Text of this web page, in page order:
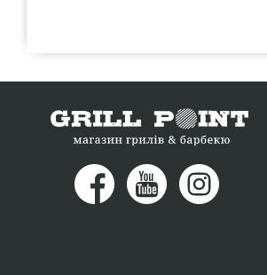
всего 18 990 грн. в онлайн
предложения на Портативные
выбрать покупателям регионов: